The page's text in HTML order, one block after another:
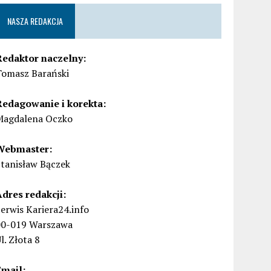
NASZA REDAKCJA
naczelny:
Barański
i korekta:
Oczko
Bączek
redakcji:
Kariera24.info
019 Warszawa
Złota 8